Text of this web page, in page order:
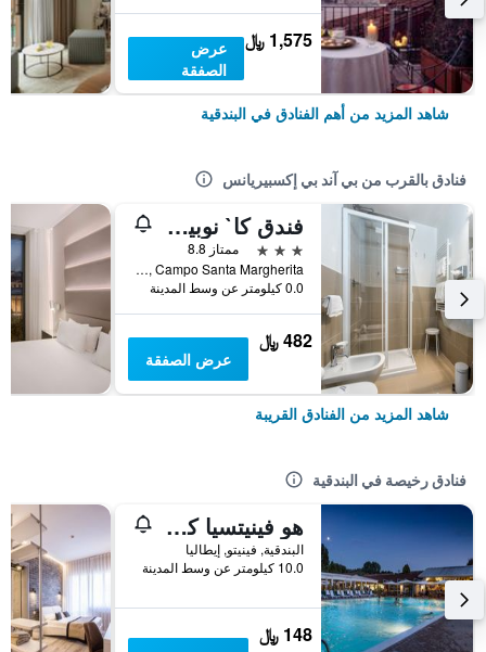
1,575 ﷼
عرض
الصفقة
شاهد المزيد من أهم الفنادق في البندقية
فنادق بالقرب من بي آند بي إكسبيريانس
فندق كا` نوبيل كورنر
3 نجوم
ممتاز 8.8
Dorsoduro 2931, Campo Santa Margherita, البندقية, فينيتو, إيطاليا
0.0 كيلومتر عن وسط المدينة
482 ﷼
عرض الصفقة
شاهد المزيد من الفنادق القريبة
فنادق رخيصة في البندقية
هو فينيتسيا كامبنج إن تاون
البندقية, فينيتو, إيطاليا
10.0 كيلومتر عن وسط المدينة
148 ﷼